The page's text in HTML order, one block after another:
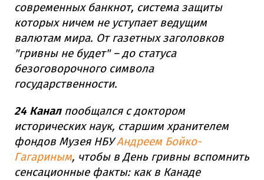
современных банкнот, система защиты
которых ничем не уступает ведущим
валютам мира. От газетных заголовков
"гривны не будет" – до статуса
безоговорочного символа
государственности.
24 Каналпообщался с доктором
исторических наук, старшим хранителем
фондов Музея НБУАндреем Бойко-
Гагариным, чтобы в День гривны вспомнить
сенсационные факты: как в Канаде